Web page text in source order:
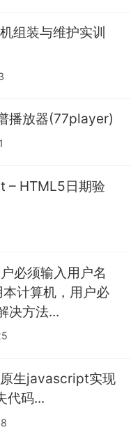
组装与维护实训
播放器(77player)
– HTML5日期验
必须输入用户名
计算机，用户必
决方法...
生javascript实现
代码...